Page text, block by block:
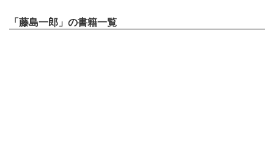
「藤島一郎」の書籍一覧